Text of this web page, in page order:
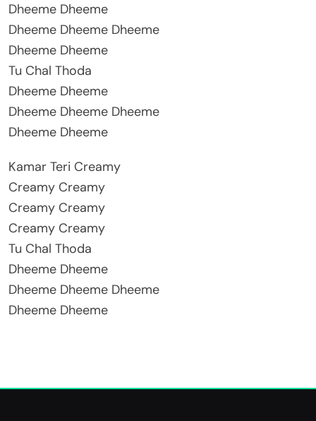
Dheeme Dheeme
Dheeme Dheeme Dheeme
Dheeme Dheeme
Tu Chal Thoda
Dheeme Dheeme
Dheeme Dheeme Dheeme
Dheeme Dheeme
Kamar Teri Creamy
Creamy Creamy
Creamy Creamy
Creamy Creamy
Tu Chal Thoda
Dheeme Dheeme
Dheeme Dheeme Dheeme
Dheeme Dheeme